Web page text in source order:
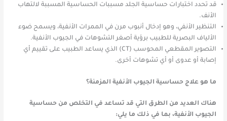
قد تحدد اختبارات حساسية الجلد مسببات الحساسية المسببة لالتهاب
الأنف.
التنظير الأنفي، وهو إدخال أنبوب مرن في الممرات الأنفية، ويسمح ضوء
الألياف البصرية للطبيب برؤية أصغر التشوهات في الجيوب الأنفية.
التصوير المقطعي المحوسب (CT) الذي يساعد الطبيب على تقييم أي
إصابة أو عدوى أو أي تشوهات أخرى.
ما هو علاج حساسية الجيوب الأنفية المزمنة؟
هناك العديد من الطرق التي قد تساعد في التخلص من حساسية
الجيوب الأنفية، بما في ذلك ما يلي: